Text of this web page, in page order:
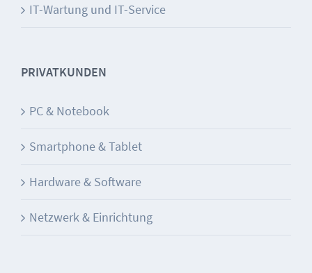
IT-Wartung und IT-Service
PRIVATKUNDEN
PC & Notebook
Smartphone & Tablet
Hardware & Software
Netzwerk & Einrichtung